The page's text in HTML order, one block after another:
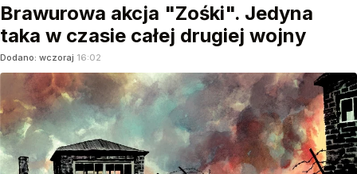
Brawurowa akcja "Zośki". Jedyna
taka w czasie całej drugiej wojny
Dodano: wczoraj 16:02